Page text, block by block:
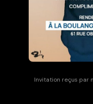
Invitation reçus par